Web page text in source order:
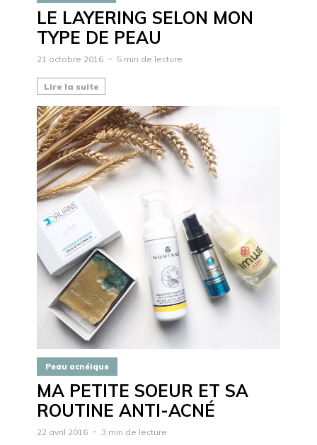
LE LAYERING SELON MON
TYPE DE PEAU
21 octobre 2016 5 min de lecture
Lire la suite
Peau acnéique
MA PETITE SOEUR ET SA
ROUTINE ANTI-ACNÉ
22 avril 2016 3 min de lecture